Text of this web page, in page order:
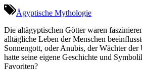
Ägyptische Mythologie
Die altägyptischen Götter waren
alltägliche Leben der Menschen
Sonnengott, oder Anubis, der Wächter
hatte seine eigene Geschichte und
Favoriten?